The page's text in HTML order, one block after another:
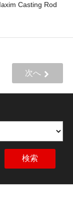
Casting Rod
次へ
検索